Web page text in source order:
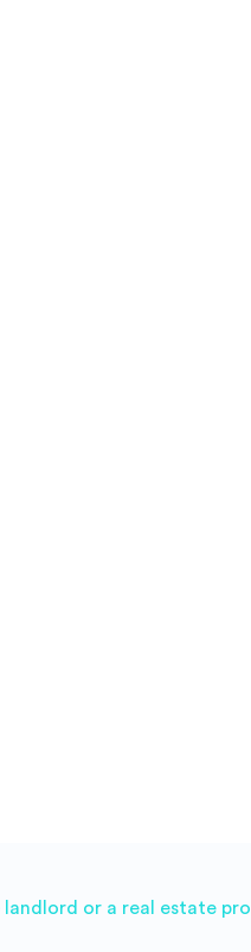
or a real estate